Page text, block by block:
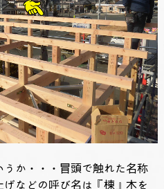
うか・・・冒頭で触れた名称
などの呼び名は『棟』木を